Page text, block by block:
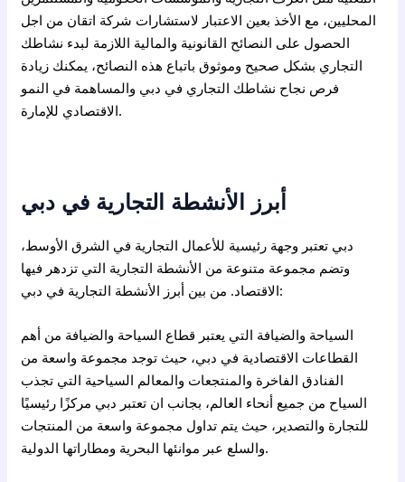
المحليين، مع الأخذ بعين الاعتبار لاستشارات شركة اتقان من اجل
الحصول على النصائح القانونية والمالية اللازمة لبدء نشاطك
التجاري بشكل صحيح وموثوق باتباع هذه النصائح، يمكنك زيادة
فرص نجاح نشاطك التجاري في دبي والمساهمة في النمو
الاقتصادي للإمارة.
أبرز الأنشطة التجارية في دبي
دبي تعتبر وجهة رئيسية للأعمال التجارية في الشرق الأوسط،
وتضم مجموعة متنوعة من الأنشطة التجارية التي تزدهر فيها
الاقتصاد. من بين أبرز الأنشطة التجارية في دبي:
السياحة والضيافة التي يعتبر قطاع السياحة والضيافة من أهم
القطاعات الاقتصادية في دبي، حيث توجد مجموعة واسعة من
الفنادق الفاخرة والمنتجعات والمعالم السياحية التي تجذب
السياح من جميع أنحاء العالم، بجانب ان تعتبر دبي مركزًا رئيسيًا
للتجارة والتصدير، حيث يتم تداول مجموعة واسعة من المنتجات
والسلع عبر موانئها البحرية ومطاراتها الدولية.